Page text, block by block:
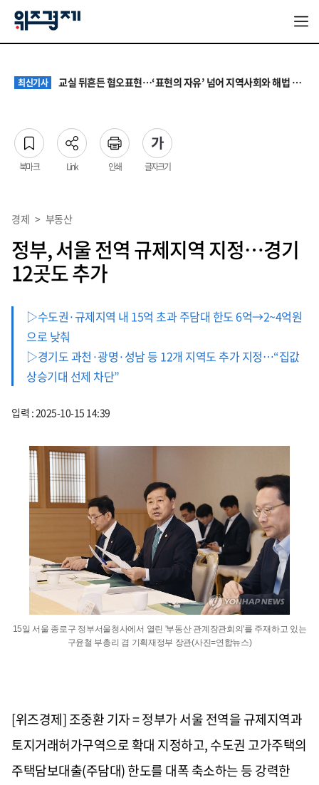
최신기사 교실 뒤흔든 혐오표현…‘표현의 자유’ 넘어 지역사회와 해법 모색
최신기사 대기업 노조 '영업이익 성과급' 요구에 전문가들 "최종 이익·투자 여력 반영해야"
최신기사 서울 집값 다시 0.26% 상승…전세도 수도권 중심으로 압박 커져
북마크 Link 인쇄 글자크기
경제 > 부동산
정부, 서울 전역 규제지역 지정…경기
12곳도 추가
▷수도권·규제지역 내 15억 초과 주담대 한도 6억→2~4억원
으로 낮춰
▷경기도 과천·광명·성남 등 12개 지역도 추가 지정…“집값
상승기대 선제 차단”
입력 : 2025-10-15 14:39
15일 서울 종로구 정부서울청사에서 열린 '부동산 관계장관회의'를 주재하고 있는
구윤철 부총리 겸 기획재정부 장관(사진=연합뉴스)
[위즈경제] 조중환 기자 = 정부가 서울 전역을 규제지역과
토지거래허가구역으로 확대 지정하고, 수도권 고가주택의
주택담보대출(주담대) 한도를 대폭 축소하는 등 강력한